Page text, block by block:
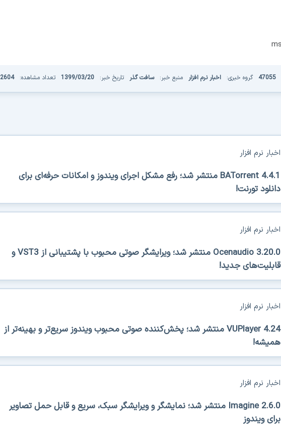
47055 گروه خبری: اخبار نرم افزار منبع خبر: سافت گذر تاریخ خبر: 1399/03/20 تعداد مشاهده: 2604
BATorrent 4.4.1 منتشر شد؛ رفع مشکل اجرای ویندوز و امکانات حرفه‌ای برای
دانلود تورنت!
اخبار نرم افزار
Ocenaudio 3.20.0 منتشر شد؛ ویرایشگر صوتی محبوب با پشتیبانی از VST3 و
قابلیت‌های جدید!
اخبار نرم افزار
VUPlayer 4.24 منتشر شد؛ پخش‌کننده صوتی محبوب ویندوز سریع‌تر و بهینه‌تر از
همیشه!
اخبار نرم افزار
Imagine 2.6.0 منتشر شد؛ نمایشگر و ویرایشگر سبک، سریع و قابل حمل تصاویر
برای ویندوز
اخبار نرم افزار